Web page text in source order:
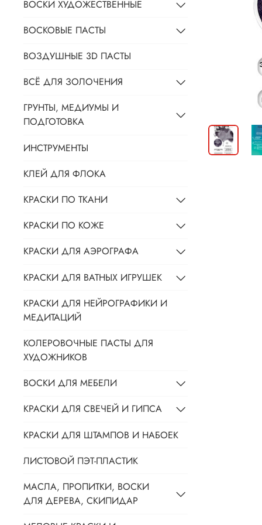
ВОСКИ ХУДОЖЕСТВЕННЫЕ
ВОСКОВЫЕ ПАСТЫ
ВОЗДУШНЫЕ 3D ПАСТЫ
ВСЁ ДЛЯ ЗОЛОЧЕНИЯ
ГРУНТЫ, МЕДИУМЫ И
ПОДГОТОВКА
ИНСТРУМЕНТЫ
КЛЕЙ ДЛЯ ФЛОКА
КРАСКИ ПО ТКАНИ
КРАСКИ ПО КОЖЕ
КРАСКИ ДЛЯ АЭРОГРАФА
КРАСКИ ДЛЯ ВАТНЫХ ИГРУШЕК
КРАСКИ ДЛЯ НЕЙРОГРАФИКИ И
МЕДИТАЦИЙ
КОЛЕРОВОЧНЫЕ ПАСТЫ ДЛЯ
ХУДОЖНИКОВ
ВОСКИ ДЛЯ МЕБЕЛИ
КРАСКИ ДЛЯ СВЕЧЕЙ И ГИПСА
КРАСКИ ДЛЯ ШТАМПОВ И НАБОЕК
ЛИСТОВОЙ ПЭТ-ПЛАСТИК
МАСЛА, ПРОПИТКИ, ВОСКИ
ДЛЯ ДЕРЕВА, СКИПИДАР